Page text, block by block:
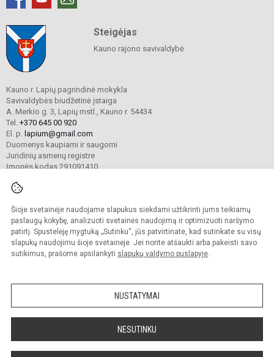
Šioje svetainėje naudojame slapukus siekdami užtikrinti jums teikiamų
paslaugų kokybę, analizuoti svetainės naudojimą ir optimizuoti naršymo
patirtį. Spustelėję mygtuką „Sutinku“, jūs patvirtinate, kad sutinkate su visų
slapukų naudojimu šioje svetainėje. Jei norite atšaukti arba pakeisti savo
sutikimus, prašome apsilankyti slapukų valdymo puslapyje.
NUSTATYMAI
NESUTINKU
Steigėjas
Kauno rajono savivaldybė
Kauno r. Lapių pagrindinė mokykla
Savivaldybės biudžetinė įstaiga
A. Merkio g. 3, Lapių mstl., Kauno r. 54434
Tel. +370 645 00 920
El. p.
lapium@gmail.com
Duomenys kaupiami ir saugomi
Juridinių asmenų registre
Įmonės kodas 291091410
© 2024 Kauno r. Lapių pagrindinė mokykla. Visos teisės saugomos.
Kopijuoti turinį be raštiško mokyklos sutikimo griežtai draudžiama.
Prieinamumo paraiška Slapukų valdymas
Sumanus būdas atnaujinti